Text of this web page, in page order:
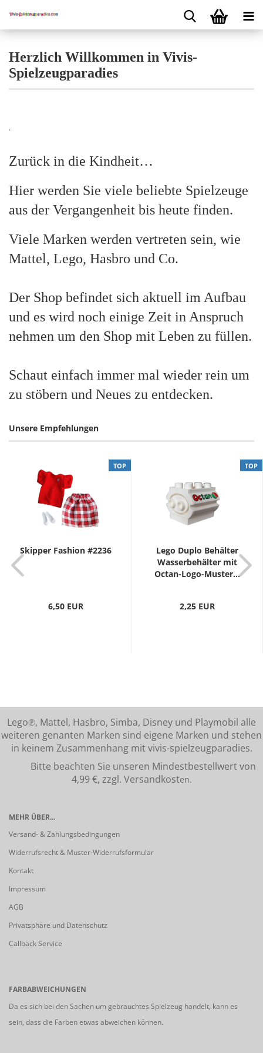
Herzlich Willkommen in Vivis-
Spielzeugparadies
.
Zurück in die Kindheit…
Hier werden Sie viele beliebte Spielzeuge
aus der Vergangenheit bis heute finden.
Viele Marken werden vertreten sein, wie
Mattel, Lego, Hasbro und Co.
Der Shop befindet sich aktuell im Aufbau
und es wird noch einige Zeit in Anspruch
nehmen um den Shop mit Leben zu füllen.
Schaut einfach immer mal wieder rein um
zu stöbern und Neues zu entdecken.
Unsere Empfehlungen
TOP
Skipper Fashion #2236
6,50 EUR
TOP
Lego Duplo Behälter
Wasserbehälter mit
Octan-Logo-Muster...
2,25 EUR
Lego℗, Mattel, Hasbro, Simba, Disney und Playmobil alle
weiteren genanten Marken sind eigene Marken und stehen
in keinem Zusammenhang mit vivis-spielzeugparadies.
Bitte beachten Sie unseren Mindestbestellwert von
4,99 €, zzgl. Versandkosten.
MEHR ÜBER...
Versand- & Zahlungsbedingungen
Widerrufsrecht & Muster-Widerrufsformular
Kontakt
Impressum
AGB
Privatsphäre und Datenschutz
Callback Service
FARBABWEICHUNGEN
Da es sich bei den Sachen um gebrauchtes Spielzeug handelt, kann es
sein, dass die Farben etwas abweichen können.